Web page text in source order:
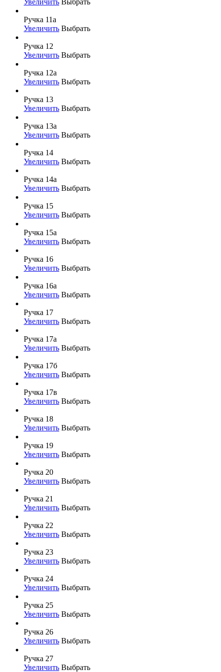
Ручка 11а
Увеличить Выбрать
Ручка 12
Увеличить Выбрать
Ручка 12а
Увеличить Выбрать
Ручка 13
Увеличить Выбрать
Ручка 13а
Увеличить Выбрать
Ручка 14
Увеличить Выбрать
Ручка 14а
Увеличить Выбрать
Ручка 15
Увеличить Выбрать
Ручка 15а
Увеличить Выбрать
Ручка 16
Увеличить Выбрать
Ручка 16а
Увеличить Выбрать
Ручка 17
Увеличить Выбрать
Ручка 17а
Увеличить Выбрать
Ручка 17б
Увеличить Выбрать
Ручка 17в
Увеличить Выбрать
Ручка 18
Увеличить Выбрать
Ручка 19
Увеличить Выбрать
Ручка 20
Увеличить Выбрать
Ручка 21
Увеличить Выбрать
Ручка 22
Увеличить Выбрать
Ручка 23
Увеличить Выбрать
Ручка 24
Увеличить Выбрать
Ручка 25
Увеличить Выбрать
Ручка 26
Увеличить Выбрать
Ручка 27
Увеличить Выбрать